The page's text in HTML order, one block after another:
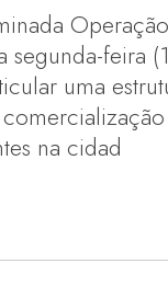
segunda-feira
uma
na cidad